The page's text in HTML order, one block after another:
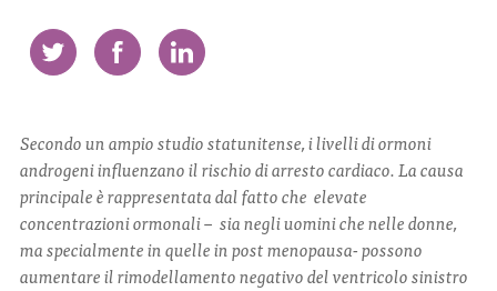
NEWS
ITA ENG
Secondo un ampio studio statunitense, i livelli di ormoni
androgeni influenzano il rischio di arresto cardiaco. La causa
principale è rappresentata dal fatto che elevate
concentrazioni ormonali – sia negli uomini che nelle donne,
ma specialmente in quelle in post menopausa- possono
aumentare il rimodellamento negativo del ventricolo sinistro